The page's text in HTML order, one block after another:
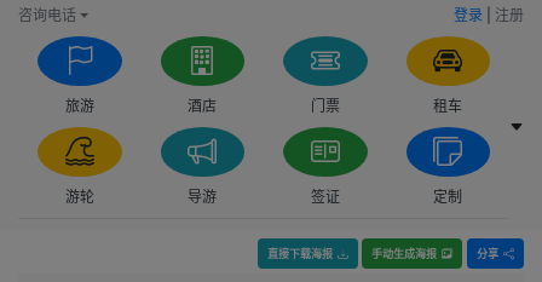
咨询电话 登录 注册
旅游 酒店 门票 租车
游轮 导游 签证 定制
直接下载海报 手动生成海报 分享